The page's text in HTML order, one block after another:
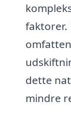
faktorer.
dette
mindre